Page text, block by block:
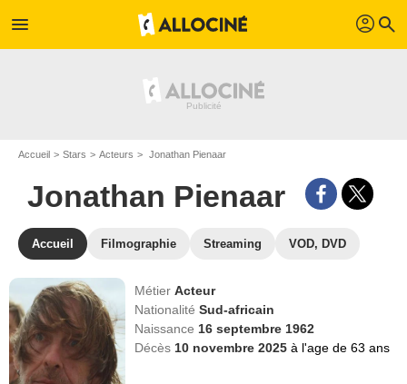
menu profil search
Accueil Stars Acteurs Jonathan Pienaar
Jonathan Pienaar
Accueil Filmographie Streaming VOD, DVD
MétierActeur
NationalitéSud-africain
Naissance 16 septembre 1962
Décès 10 novembre 2025à l'age de 63 ans